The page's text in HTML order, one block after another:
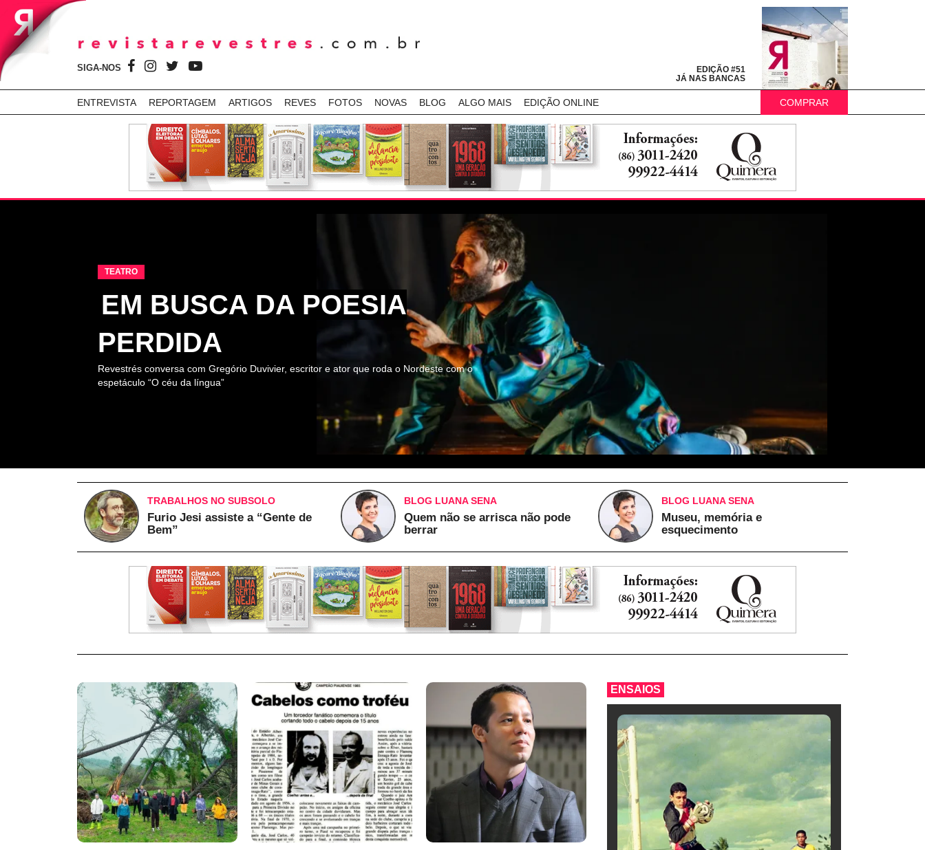
SIGA-NOS
EDIÇÃO #51
JÁ NAS BANCAS
ENTREVISTA REPORTAGEM ARTIGOS REVES FOTOS NOVAS BLOG ALGO MAIS EDIÇÃO ONLINE COMPRAR
TEATRO
EM BUSCA DA POESIA
PERDIDA
Revestrés conversa com Gregório Duvivier, escritor e ator que roda o Nordeste com o
espetáculo “O céu da língua”
TRABALHOS NO SUBSOLO
Furio Jesi assiste a “Gente de
Bem”
BLOG LUANA SENA
Quem não se arrisca não pode
berrar
BLOG LUANA SENA
Museu, memória e
esquecimento
ENSAIOS